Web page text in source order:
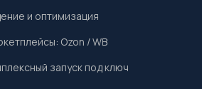
и оптимизация
Ozon / WB
запуск под ключ